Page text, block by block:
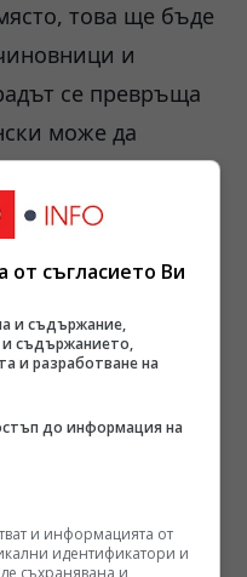
това ще бъде
и
се превръща
може да
вечерните си
бункер в
реалността
Когато
в неделен ден,
не просто
за „чисто небе“
оказа
етап от
системи за
съгласието Ви
и съдържание,
и съдържанието,
и разработване на
до информация на
и информацията от
идентификатори и
съхранявана и